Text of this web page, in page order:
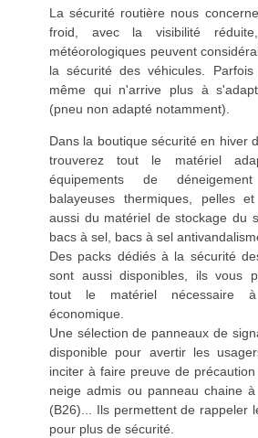
La sécurité routière nous
froid, avec la visibilité
météorologiques peuvent
la sécurité des véhicules.
même qui n'arrive plus à
(pneu non adapté notamment).
Dans la boutique sécurité en hiver
trouverez tout le matériel
équipements de
balayeuses thermiques, pelles
aussi du matériel de stockage du
bacs à sel, bacs à sel
Des packs dédiés à la sécurité
sont aussi disponibles, ils vous
tout le matériel nécessaire
économique.
Une sélection de panneaux de
disponible pour avertir les
inciter à faire preuve de
neige admis ou panneau chaine
(B26)... Ils permettent de rappeler
pour plus de sécurité.